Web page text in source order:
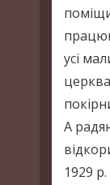
усі
А
1929